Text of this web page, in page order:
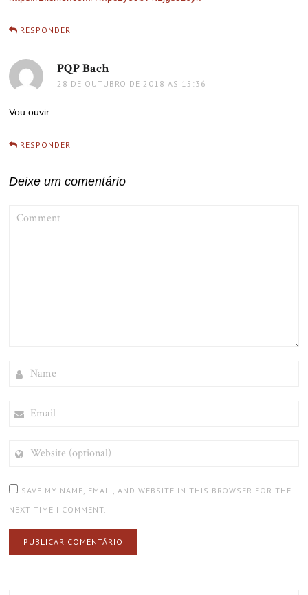
RESPONDER
PQP Bachdisse:
28 DE OUTUBRO DE 2018 ÀS 15:36
Vou ouvir.
RESPONDER
Deixe um comentário
(OPTIONAL)
SAVE MY NAME, EMAIL, AND WEBSITE IN THIS BROWSER FOR THE
NEXT TIME I COMMENT.